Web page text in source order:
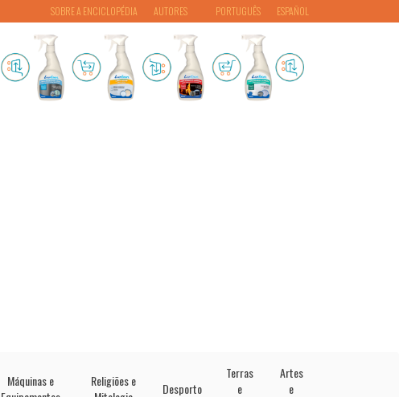
PORTUGUÊS ESPAÑOL
SOBRE A ENCICLOPÉDIA AUTORES
Máquinas e
Religiões e
Desporto
Terras
e
Artes
e